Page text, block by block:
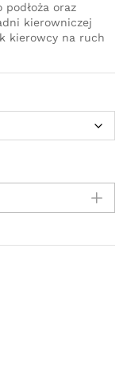
oraz
kierowniczej
kierowcy na ruch